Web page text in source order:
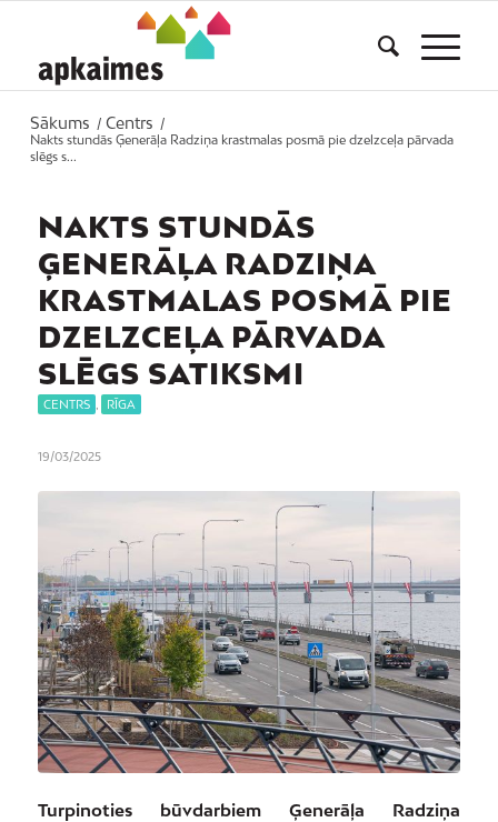
Sākums / Centrs
/
Nakts stundās Ģenerāļa Radziņa krastmalas posmā pie dzelzceļa pārvada
slēgs s...
NAKTS STUNDĀS
ĢENERĀĻA RADZIŅA
KRASTMALAS POSMĀ PIE
DZELZCEĻA PĀRVADA
SLĒGS SATIKSMI
CENTRS RĪGA
19/03/2025
Turpinoties būvdarbiem Ģenerāļa Radziņa